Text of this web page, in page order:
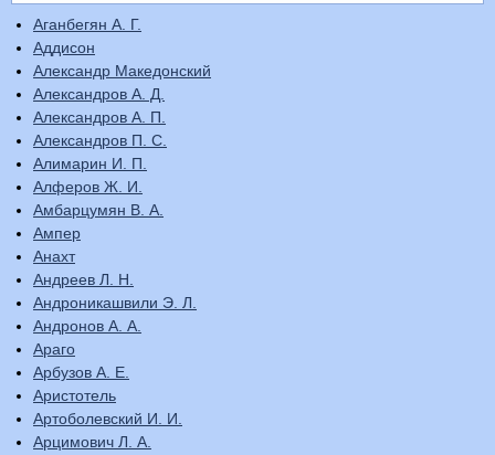
Аганбегян А. Г.
Аддисон
Александр Македонский
Александров А. Д.
Александров А. П.
Александров П. С.
Алимарин И. П.
Алферов Ж. И.
Амбарцумян В. А.
Ампер
Анахт
Андреев Л. Н.
Андроникашвили Э. Л.
Андронов А. А.
Араго
Арбузов А. Е.
Аристотель
Артоболевский И. И.
Арцимович Л. А.